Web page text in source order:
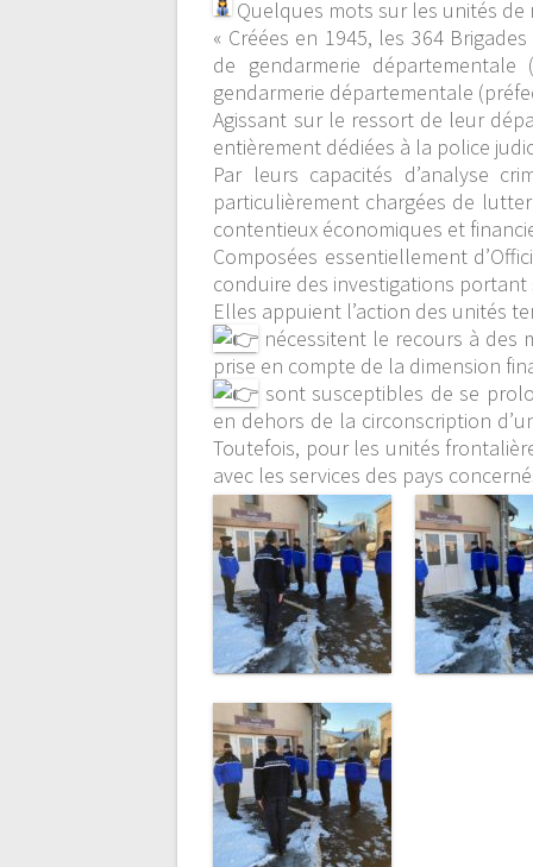
Quelques mots sur les unités
« Créées en 1945, les 364
de gendarmerie
gendarmerie départementale
Agissant sur le ressort de leur
entièrement dédiées à la police
Par leurs capacités d’analyse
particulièrement chargées de
contentieux économiques et
Composées essentiellement
conduire des investigations
Elles appuient l’action des unités
nécessitent le recours à des
prise en compte de la dimension
sont susceptibles de se
en dehors de la circonscription
Toutefois, pour les unités
avec les services des pays